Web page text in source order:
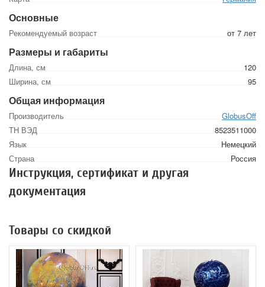
Основные
Рекомендуемый возраст от 7 лет
Размеры и габариты
Длина, см
120
Ширина, см
95
Общая информация
Производитель
GlobusOff
ТН ВЭД
8523511000
Язык
Немецкий
Страна
Россия
Инструкция, сертификат и другая
документация
Товары со скидкой